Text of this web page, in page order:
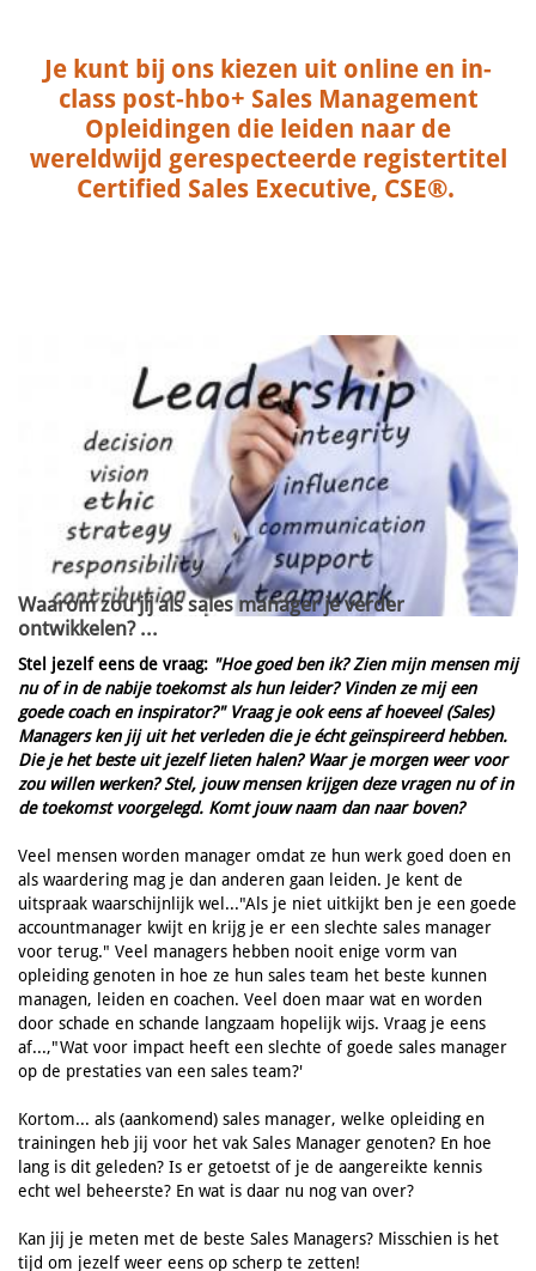
Je kunt bij ons kiezen uit online en in-
class post-hbo+ Sales Management
Opleidingen die leiden naar de
wereldwijd gerespecteerde registertitel
Certified Sales Executive, CSE®.
Waarom zou jij als sales manager je verder
ontwikkelen? ...
Stel jezelf eens de vraag: "Hoe goed ben ik? Zien mijn mensen mij
nu of in de nabije toekomst als hun leider? Vinden ze mij een
goede coach en inspirator?" Vraag je ook eens af hoeveel (Sales)
Managers ken jij uit het verleden die je écht geïnspireerd hebben.
Die je het beste uit jezelf lieten halen? Waar je morgen weer voor
zou willen werken? Stel, jouw mensen krijgen deze vragen nu of in
de toekomst voorgelegd. Komt jouw naam dan naar boven?
Veel mensen worden manager omdat ze hun werk goed doen en
als waardering mag je dan anderen gaan leiden. Je kent de
uitspraak waarschijnlijk wel..."Als je niet uitkijkt ben je een goede
accountmanager kwijt en krijg je er een slechte sales manager
voor terug." Veel managers hebben nooit enige vorm van
opleiding genoten in hoe ze hun sales team het beste kunnen
managen, leiden en coachen. Veel doen maar wat en worden
door schade en schande langzaam hopelijk wijs. Vraag je eens
af...,"Wat voor impact heeft een slechte of goede sales manager
op de prestaties van een sales team?'
Kortom... als (aankomend) sales manager, welke opleiding en
trainingen heb jij voor het vak Sales Manager genoten? En hoe
lang is dit geleden? Is er getoetst of je de aangereikte kennis
echt wel beheerste? En wat is daar nu nog van over?
Kan jij je meten met de beste Sales Managers? Misschien is het
tijd om jezelf weer eens op scherp te zetten!